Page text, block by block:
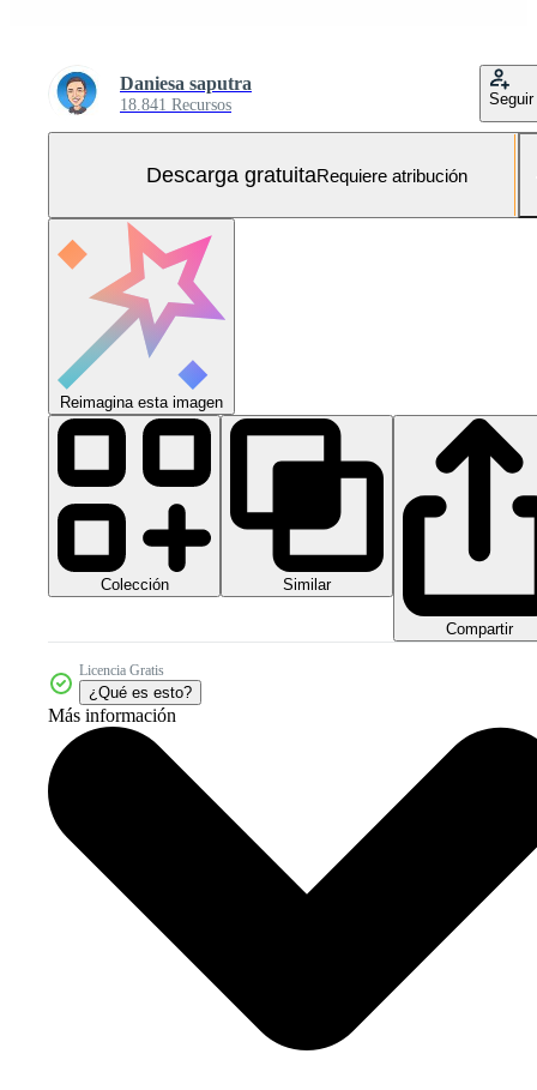
Daniesa saputra
18.841 Recursos Seguir
Descarga gratuitaRequiere atribución
Reimagina esta imagen
Colección Similar
Compartir
Licencia Gratis
¿Qué es esto?
Más información